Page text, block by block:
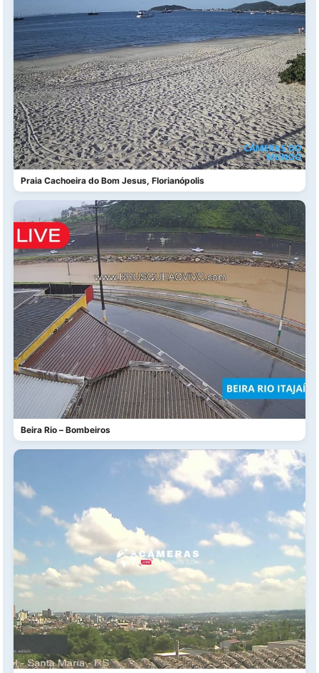
Praia Cachoeira do Bom Jesus, Florianópolis
Beira Rio – Bombeiros